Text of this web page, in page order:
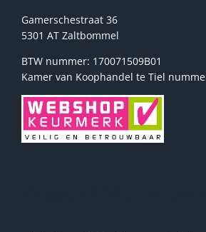
Gamerschestraat 36
5301 AT Zaltbommel
BTW nummer: 170071509B01
Kamer van Koophandel te Tiel